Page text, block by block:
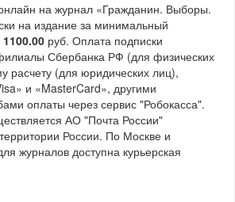
на журнал «Гражданин. Выборы.
на издание за минимальный
1100.00 руб. Оплата подписки
Сбербанка РФ (для физических
расчету (для юридических лиц),
и «MasterCard», другими
оплаты через сервис "Робокасса".
АО "Почта России"
России. По Москве и
журналов доступна курьерская